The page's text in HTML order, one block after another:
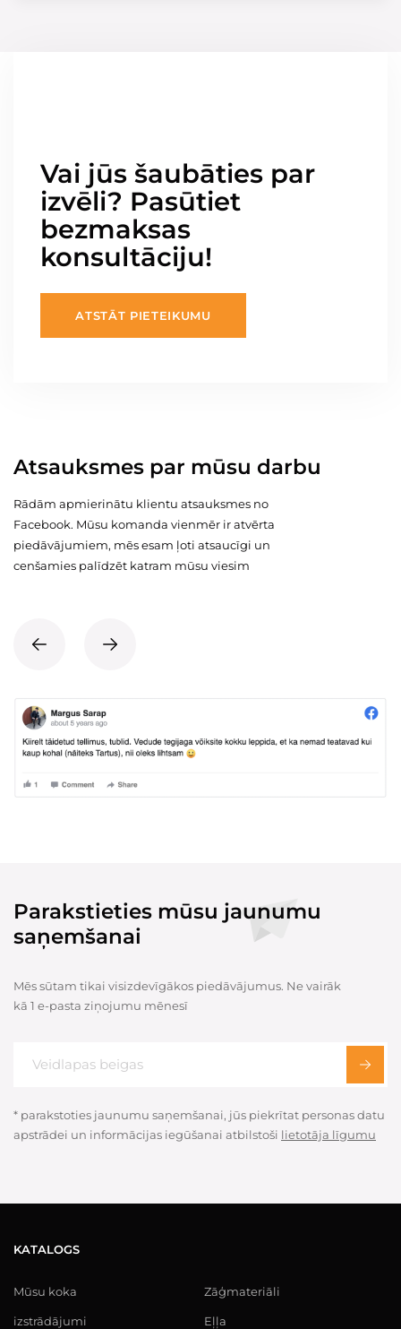
Vai jūs šaubāties par
izvēli? Pasūtiet
bezmaksas
konsultāciju!
ATSTĀT PIETEIKUMU
Atsauksmes par mūsu darbu
Rādām apmierinātu klientu atsauksmes no
Facebook. Mūsu komanda vienmēr ir atvērta
piedāvājumiem, mēs esam ļoti atsaucīgi un
cenšamies palīdzēt katram mūsu viesim
Parakstieties mūsu jaunumu
saņemšanai
Mēs sūtam tikai visizdevīgākos piedāvājumus. Ne vairāk
kā 1 e-pasta ziņojumu mēnesī
* parakstoties jaunumu saņemšanai, jūs piekrītat personas datu
apstrādei un informācijas iegūšanai atbilstoši lietotāja līgumu
KATALOGS
Mūsu koka
izstrādājumi
Zāģmateriāli
Eļļa